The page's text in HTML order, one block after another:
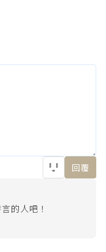
回覆
的人吧！